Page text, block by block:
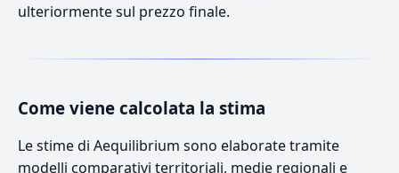
ulteriormente sul prezzo finale.
Come viene calcolata la stima
Le stime di Aequilibrium sono elaborate tramite
modelli comparativi territoriali, medie regionali e